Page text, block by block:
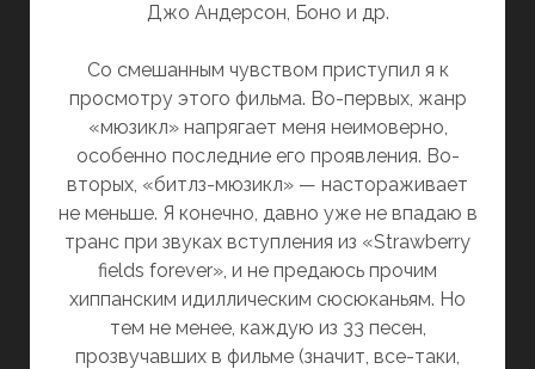
Джо Андерсон, Боно и др.
Со смешанным чувством приступил я к
просмотру этого фильма. Во-первых, жанр
«мюзикл» напрягает меня неимоверно,
особенно последние его проявления. Во-
вторых, «битлз-мюзикл» — настораживает
не меньше. Я конечно, давно уже не впадаю в
транс при звуках вступления из «Strawberry
fields forever», и не предаюсь прочим
хиппанским идиллическим сюсюканьям. Но
тем не менее, каждую из 33 песен,
прозвучавших в фильме (значит, все-таки,